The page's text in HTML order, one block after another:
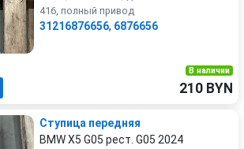
416, полный привод
31216876656, 6876656
В наличии
210 BYN
Ступица передняя
BMW X5 G05 рест. G05 2024